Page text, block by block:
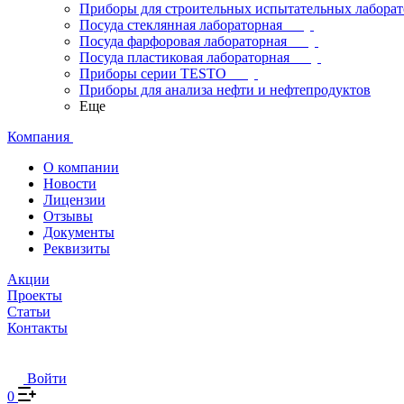
Приборы для строительных испытательных
Посуда стеклянная лабораторная
Посуда фарфоровая лабораторная
Посуда пластиковая лабораторная
Приборы серии TESTO
Приборы для анализа нефти и нефтепродуктов
Еще
Компания
О компании
Новости
Лицензии
Отзывы
Документы
Реквизиты
Акции
Проекты
Статьи
Контакты
Войти
0